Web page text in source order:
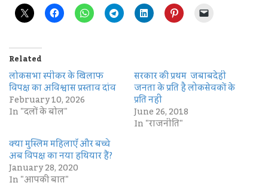
Related
लोकसभा स्पीकर के खिलाफ
विपक्ष का अविश्वास प्रस्ताव दांव
February 10, 2026
In "दलों के बोल"
सरकार की प्रथम जबाबदेही
जनता के प्रति है लोकसेवकों के
प्रति नहीं
June 26, 2018
In "राजनीति"
क्या मुस्लिम महिलाएँ और बच्चे
अब विपक्ष का नया हथियार हैं?
January 28, 2020
In "आपकी बात"